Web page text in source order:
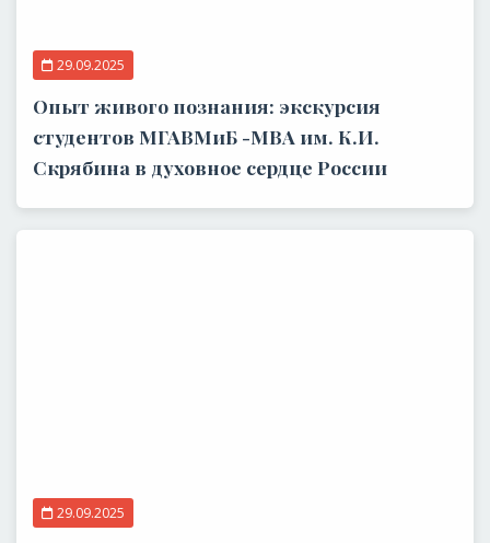
29.09.2025
Опыт живого познания: экскурсия
студентов МГАВМиБ -МВА им. К.И.
Скрябина в духовное сердце России
29.09.2025